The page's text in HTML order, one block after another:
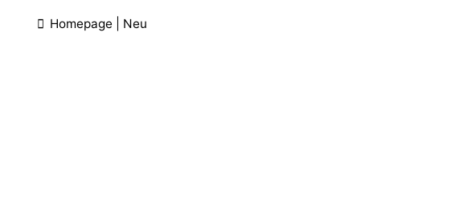
Homepage Neu